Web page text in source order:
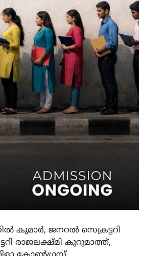
ജനറൽ സെക്രട്ടറി
രാജലക്ഷ്മി കുറുമാത്ത്,
CAMPUS LATEST
സെന്റ് ജോസഫ്സ് കോളജ്
കോമേഴ്‌സ്
തുടക്കമായി
August 6, 2026